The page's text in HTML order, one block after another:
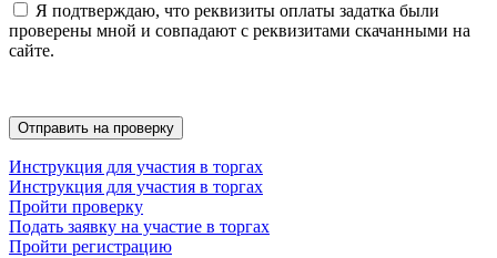
Я подтверждаю, что реквизиты оплаты задатка были
проверены мной и совпадают с реквизитами скачанными на
сайте.
Инструкция для участия в торгах
Инструкция для участия в торгах
Пройти проверку
Подать заявку на участие в торгах
Пройти регистрацию